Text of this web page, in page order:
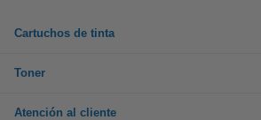
Cartuchos de tinta
Toner
Atención al cliente